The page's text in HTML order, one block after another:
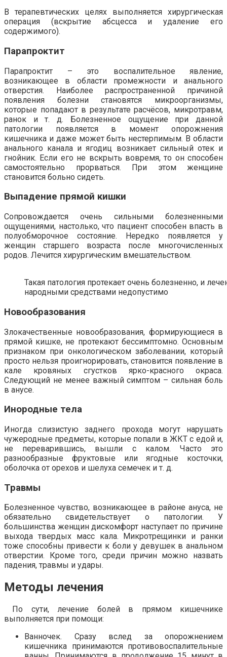
В терапевтических целях выполняется хирургическая
операция (вскрытие абсцесса и удаление его
содержимого).
Парапроктит
Парапроктит – это воспалительное явление,
возникающее в области промежности и анального
отверстия. Наиболее распространенной причиной
появления болезни становятся микроорганизмы,
которые попадают в результате расчёсов, микротравм,
ранок и т. д. Болезненное ощущение при данной
патологии появляется в момент опорожнения
кишечника и даже может быть нестерпимым. В области
анального канала и ягодиц возникает сильный отек и
гнойник. Если его не вскрыть вовремя, то он способен
самостоятельно прорваться. При этом женщине
становится больно сидеть.
Выпадение прямой кишки
Сопровождается очень сильными болезненными
ощущениями, настолько, что пациент способен впасть в
полуобморочное состояние. Нередко появляется у
женщин старшего возраста после многочисленных
родов. Лечится хирургическим вмешательством.
Такая патология протекает очень болезненно, и
народными средствами недопустимо
Новообразования
Злокачественные новообразования, формирующиеся в
прямой кишке, не протекают бессимптомно. Основным
признаком при онкологическом заболевании, который
просто нельзя проигнорировать, становится появление в
кале кровяных сгустков ярко-красного окраса.
Следующий не менее важный симптом – сильная боль
в анусе.
Инородные тела
Иногда слизистую заднего прохода могут нарушать
чужеродные предметы, которые попали в ЖКТ с едой и,
не переварившись, вышли с калом. Часто это
разнообразные фруктовые или ягодные косточки,
оболочка от орехов и шелуха семечек и т. д.
Травмы
Болезненное чувство, возникающее в районе ануса, не
обязательно свидетельствует о патологии. У
большинства женщин дискомфорт наступает по причине
выхода твердых масс кала. Микротрещинки и ранки
тоже способны привести к боли у девушек в анальном
отверстии. Кроме того, среди причин можно назвать
падения, травмы и удары.
Методы лечения
По сути, лечение болей в прямом кишечнике
выполняется при помощи:
Ванночек. Сразу вслед за опорожнением
кишечника принимаются противовоспалительные